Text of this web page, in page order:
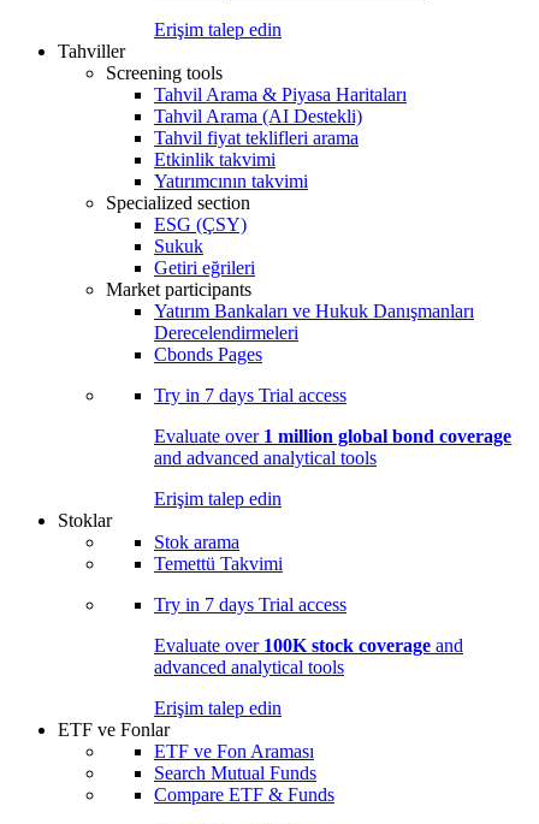
Erişim talep edin
Tahviller
Screening tools
Tahvil Arama & Piyasa Haritaları
Tahvil Arama (AI Destekli)
Tahvil fiyat teklifleri arama
Etkinlik takvimi
Yatırımcının takvimi
Specialized section
ESG (ÇSY)
Sukuk
Getiri eğrileri
Market participants
Yatırım Bankaları ve Hukuk Danışmanları
Derecelendirmeleri
Cbonds Pages
Try in 7 days Trial access
Evaluate over 1 million global bond coverage
and advanced analytical tools
Erişim talep edin
Stoklar
Stok arama
Temettü Takvimi
Try in 7 days Trial access
Evaluate over 100K stock coverage and
advanced analytical tools
Erişim talep edin
ETF ve Fonlar
ETF ve Fon Araması
Search Mutual Funds
Compare ETF & Funds